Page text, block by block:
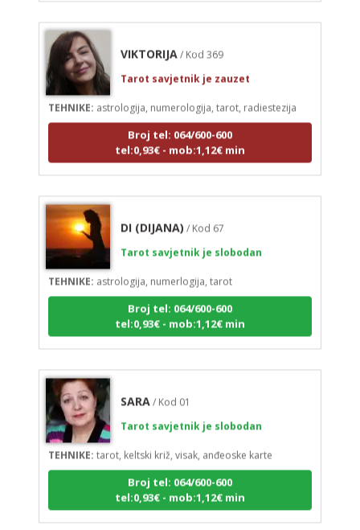
TEHNIKE:astrologija, numerologija, tarot, radiestezija
Broj tel: 064/600-600
tel:0,93€ - mob:1,12€ min
TEHNIKE:astrologija, numerlogija, tarot
Broj tel: 064/600-600
tel:0,93€ - mob:1,12€ min
TEHNIKE:tarot, keltski križ, visak, anđeoske karte
Broj tel: 064/600-600
tel:0,93€ - mob:1,12€ min